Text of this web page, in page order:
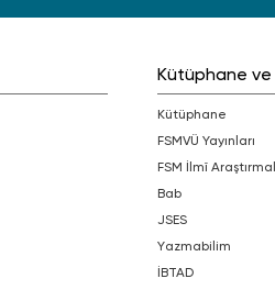
Kütüphane ve
Kütüphane
FSMVÜ Yayınları
FSM İlmî
bab
JSES
Yazmabilim
İBTAD